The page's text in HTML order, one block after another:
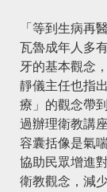
「等到生病再
瓦魯成年人多
牙的基本觀念
靜儀主任也指
療」的觀念帶
過辦理衛教講
容囊括像是氣
協助民眾增進
衛教觀念，減